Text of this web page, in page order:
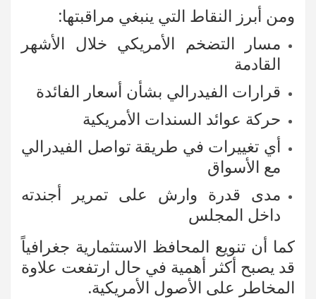
ومن أبرز النقاط التي ينبغي مراقبتها:
مسار التضخم الأمريكي خلال الأشهر
القادمة
قرارات الفيدرالي بشأن أسعار الفائدة
حركة عوائد السندات الأمريكية
أي تغييرات في طريقة تواصل الفيدرالي
مع الأسواق
مدى قدرة وارش على تمرير أجندته
داخل المجلس
كما أن تنويع المحافظ الاستثمارية جغرافياً
قد يصبح أكثر أهمية في حال ارتفعت علاوة
المخاطر على الأصول الأمريكية.